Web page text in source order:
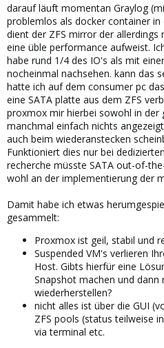
darauf läuft momentan Graylog
problemlos als docker container in
dient der ZFS mirror der allerdings
eine üble performance aufweist.
habe rund 1/4 des IO's als mit
nocheinmal nachsehen. kann das
hatte ich auf dem consumer pc
eine SATA platte aus dem ZFS
proxmox mir hierbei sowohl in der
manchmal einfach nichts
auch beim wiederanstecken
Funktioniert dies nur bei
recherche müsste SATA out-of-
wohl an der implementierung der
Damit habe ich etwas
gesammelt:
Proxmox ist geil, stabil und
Suspended VM's verlieren
Host. Gibts hierfür eine
Snapshot machen und
wiederherstellen?
nicht alles ist über die GUI
ZFS pools (status teilweise
via terminal etc.